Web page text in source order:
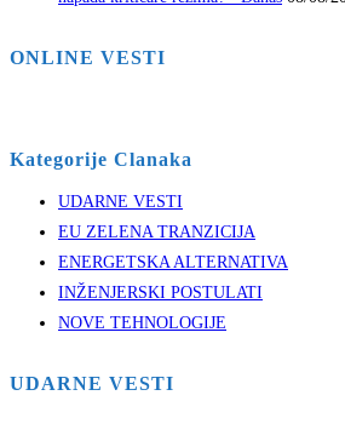
ONLINE VESTI
Kategorije Clanaka
UDARNE VESTI
EU ZELENA TRANZICIJA
ENERGETSKA ALTERNATIVA
INŽENJERSKI POSTULATI
NOVE TEHNOLOGIJE
UDARNE VESTI